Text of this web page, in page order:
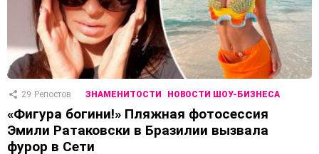
29 Репостов ЗНАМЕНИТОСТИ НОВОСТИ ШОУ-БИЗНЕСА
«Фигура богини!» Пляжная фотосессия
Эмили Ратаковски в Бразилии вызвала
фурор в Сети